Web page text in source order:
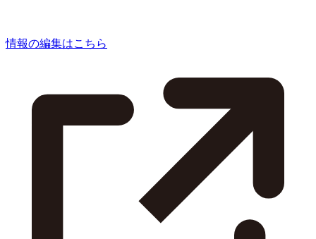
情報の編集はこちら